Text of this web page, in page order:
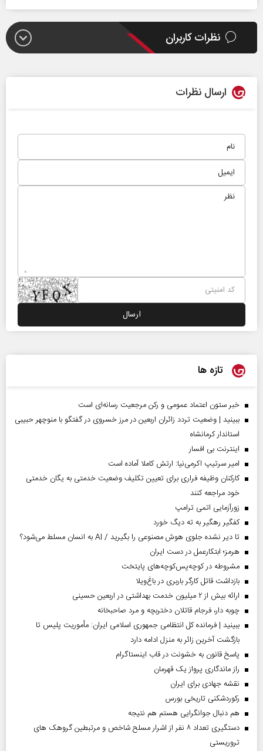
نظرات کاربران
ارسال نظرات
تازه ها
خبر ستون اعتماد عمومی و رکن مرجعیت رسانه‌ای است
ببینید | وضعیت تردد زائران اربعین در مرز خسروی در گفتگو با منوچهر حبیبی
استاندار کرمانشاه
اینترنت بی افسار
امیر سرتیپ اکرمی‌نیا: ارتش کاملا آماده است
کارکنان وظیفه فراری برای تعیین تکلیف وضعیت خدمتی به یگان خدمتی
خود مراجعه کنند
زورآزمایی اتمی ترامپ
کفگیر رهگیر به ته دیگ خورد
تا دیر نشده جلوی هوش مصنوعی را بگیرید / AI به انسان مسلط می‌شود؟
هرمز؛ ابتکارعمل در دست ایران
مشروطه در کوچه‌پس‌کوچه‌های پایتخت
بازداشت قاتل کارگر باربری در باغ‌ویلا
ارائه بیش از ۲ میلیون خدمت بهداشتی در اربعین حسینی
چوبه دار، فرجام قاتلان دختربچه و مرد صاحبخانه
ببینید | فرمانده کل انتظامی جمهوری اسلامی ایران­: مأموریت پلیس تا
بازگشت آخرین زائر به منزل ادامه دارد
پاسخ قانون به خشونت در قاب اینستاگرام
راز ماندگاری پرواز یک قهرمان
نقشه جهادی برای ایران
رکوردشکنی تاریخی بورس
هم دنبال جوانگرایی هستم هم نتیجه
دستگیری تعداد ۸ نفر از اشرار مسلح شاخص و مرتبطین گروهک های
تروریستی